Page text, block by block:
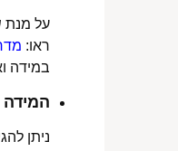
על מנת
ראו:
במידה
ניתן